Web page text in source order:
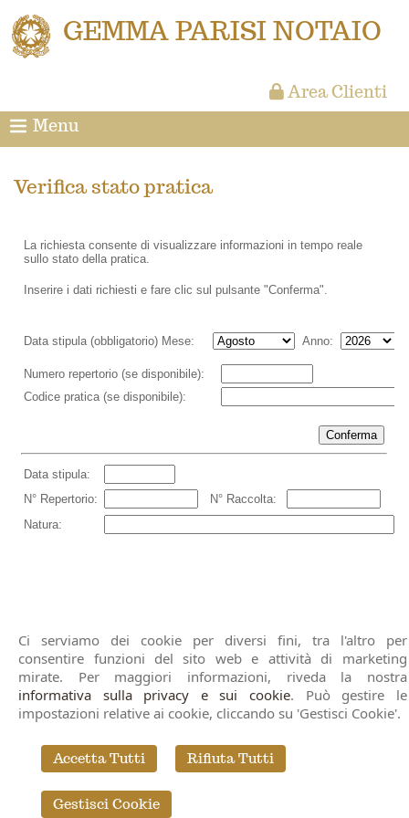
Ci serviamo dei cookie per diversi fini, tra l'altro per
consentire funzioni del sito web e attività di marketing
mirate. Per maggiori informazioni, riveda la nostra
informativa sulla privacy e sui cookie. Può gestire le
impostazioni relative ai cookie, cliccando su 'Gestisci Cookie'.
Accetta Tutti Rifiuta Tutti
Gestisci Cookie
GEMMA PARISI NOTAIO
Area Clienti
Menu
Verifica stato pratica
Notaio Gemma Parisi - gemma.parisi@notariato.it
Vicolo Stradone n. 1 - 40061Minerbio (BO)- T/F
051.66.10.182 | Via C. Farini n. 25 - 40124Bologna- T.
051.22.65.41 - 051.58.72.055
Studio Notarile Bologna
|Pratiche Notarili Online
per Stranieri|Consulenza Notarile
© 2026 Copyright Notaio Gemma Parisi. Tutti i diritti riservati | P.IVA
02141940995 |Sitemap-Privacy